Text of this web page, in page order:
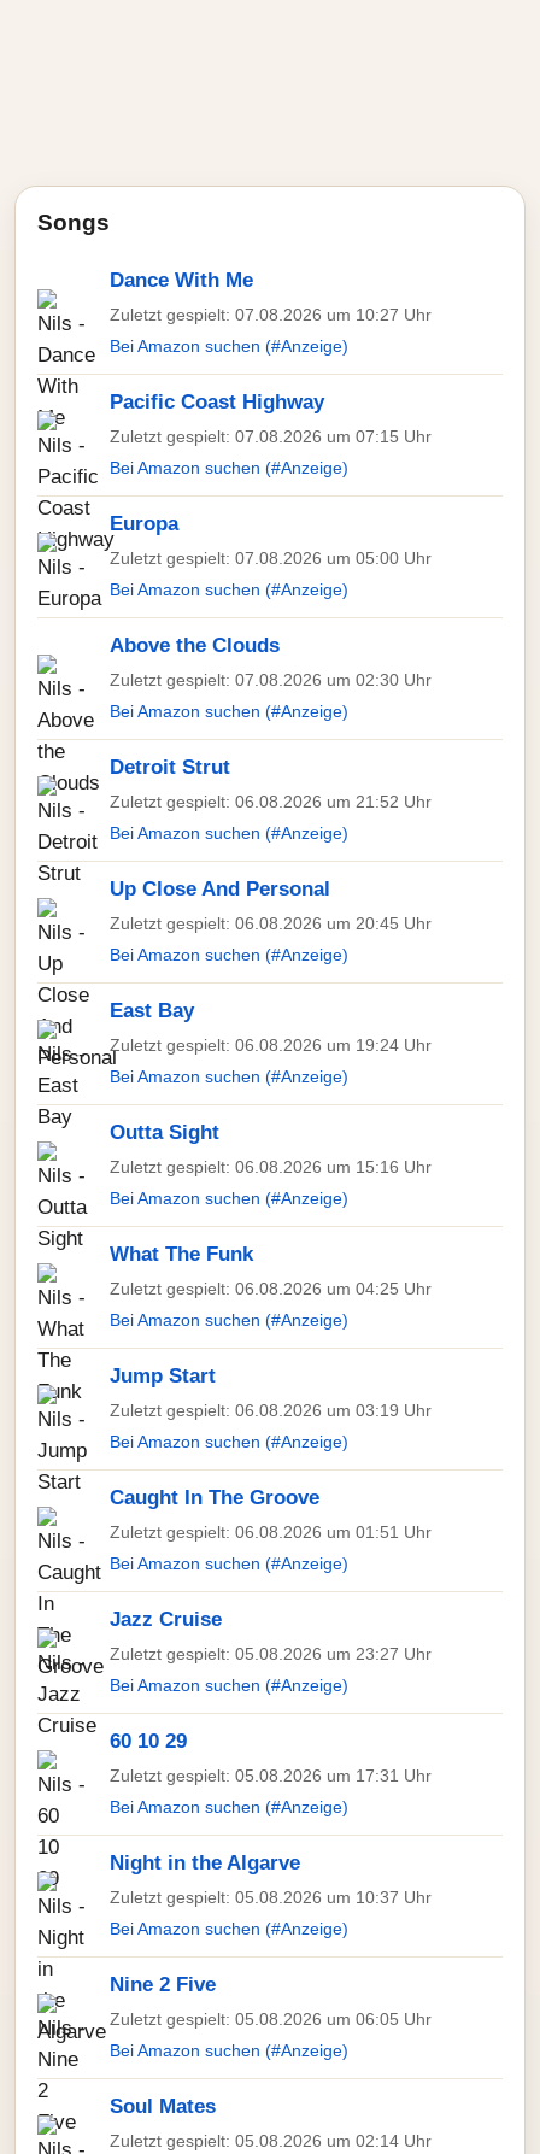
Songs
Dance With Me
Zuletzt gespielt: 07.08.2026 um 10:27 Uhr
Bei Amazon suchen (#Anzeige)
Pacific Coast Highway
Zuletzt gespielt: 07.08.2026 um 07:15 Uhr
Bei Amazon suchen (#Anzeige)
Europa
Zuletzt gespielt: 07.08.2026 um 05:00 Uhr
Bei Amazon suchen (#Anzeige)
Above the Clouds
Zuletzt gespielt: 07.08.2026 um 02:30 Uhr
Bei Amazon suchen (#Anzeige)
Detroit Strut
Zuletzt gespielt: 06.08.2026 um 21:52 Uhr
Bei Amazon suchen (#Anzeige)
Up Close And Personal
Zuletzt gespielt: 06.08.2026 um 20:45 Uhr
Bei Amazon suchen (#Anzeige)
East Bay
Zuletzt gespielt: 06.08.2026 um 19:24 Uhr
Bei Amazon suchen (#Anzeige)
Outta Sight
Zuletzt gespielt: 06.08.2026 um 15:16 Uhr
Bei Amazon suchen (#Anzeige)
What The Funk
Zuletzt gespielt: 06.08.2026 um 04:25 Uhr
Bei Amazon suchen (#Anzeige)
Jump Start
Zuletzt gespielt: 06.08.2026 um 03:19 Uhr
Bei Amazon suchen (#Anzeige)
Caught In The Groove
Zuletzt gespielt: 06.08.2026 um 01:51 Uhr
Bei Amazon suchen (#Anzeige)
Jazz Cruise
Zuletzt gespielt: 05.08.2026 um 23:27 Uhr
Bei Amazon suchen (#Anzeige)
60 10 29
Zuletzt gespielt: 05.08.2026 um 17:31 Uhr
Bei Amazon suchen (#Anzeige)
Night in the Algarve
Zuletzt gespielt: 05.08.2026 um 10:37 Uhr
Bei Amazon suchen (#Anzeige)
Nine 2 Five
Zuletzt gespielt: 05.08.2026 um 06:05 Uhr
Bei Amazon suchen (#Anzeige)
Soul Mates
Zuletzt gespielt: 05.08.2026 um 02:14 Uhr